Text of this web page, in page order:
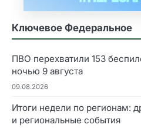
Ключевое Федеральное
ПВО перехватили 153
ночью 9 августа
09.08.2026
Итоги недели по регионам:
и региональные события